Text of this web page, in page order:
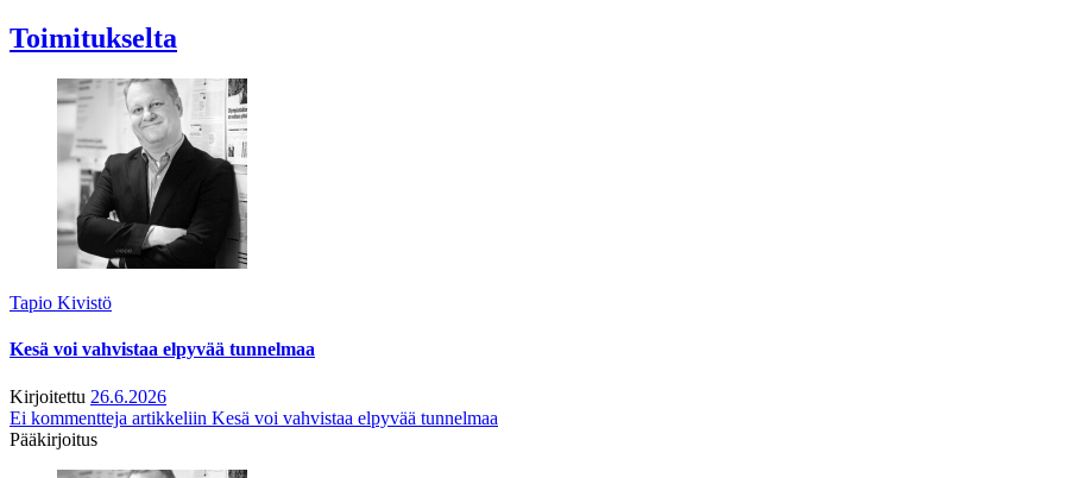
Toimitukselta
Tapio Kivistö
Kesä voi vahvistaa elpyvää tunnelmaa
Kirjoitettu 26.6.2026
Ei kommentteja artikkeliin Kesä voi vahvistaa elpyvää tunnelmaa
Pääkirjoitus